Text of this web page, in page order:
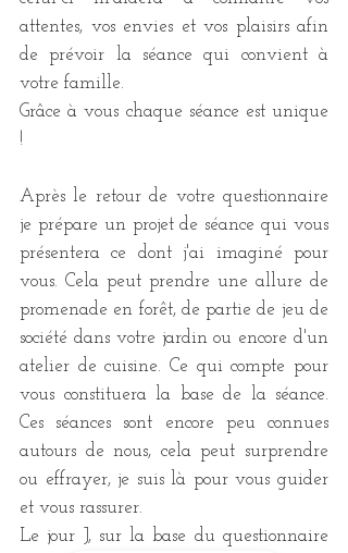
attentes, vos envies et vos plaisirs afin
de prévoir la séance qui convient à
votre famille.
Grâce à vous chaque séance est unique
!
Après le retour de votre questionnaire
je prépare un projet de séance qui vous
présentera ce dont j'ai imaginé pour
vous. Cela peut prendre une allure de
promenade en forêt, de partie de jeu de
société dans votre jardin ou encore d'un
atelier de cuisine. Ce qui compte pour
vous constituera la base de la séance.
Ces séances sont encore peu connues
autours de nous, cela peut surprendre
ou effrayer, je suis là pour vous guider
et vous rassurer.
Le jour J, sur la base du questionnaire